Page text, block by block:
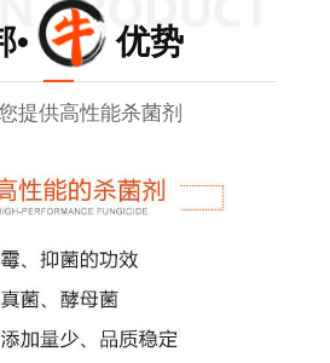
• 优势
提供高性能杀菌剂